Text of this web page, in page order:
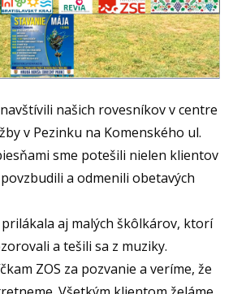
našich rovesníkov v centre
v Pezinku na Komenského ul.
sme potešili nielen klientov
a odmenili obetavých
aj malých škôlkárov, ktorí
a tešili sa z muziky.
ZOS za pozvanie a veríme, že